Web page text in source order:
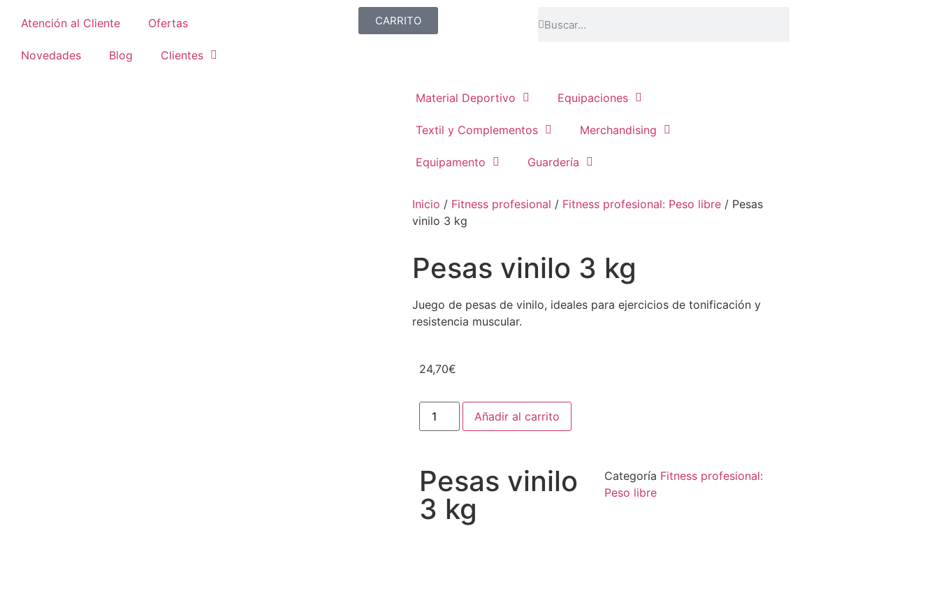
Atención al Cliente Ofertas
Novedades Blog Clientes
CARRITO
Material Deportivo Equipaciones
Textil y Complementos Merchandising
Equipamento Guardería
Inicio / Fitness profesional / Fitness profesional: Peso libre / Pesas
vinilo 3 kg
Pesas vinilo 3 kg
Juego de pesas de vinilo, ideales para ejercicios de tonificación y
resistencia muscular.
24,70€
Añadir al carrito
Pesas vinilo
3 kg
Categoría Fitness profesional:
Peso libre